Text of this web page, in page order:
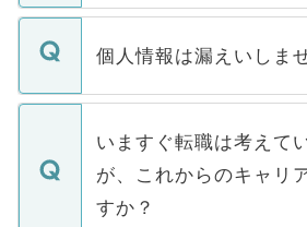
ません。
■応募殺到を避けるため
関を公にしてしまうと、
に、医療機関が求める条
みを人材紹介会社に依頼
ています。
転職・入職を強要するこ
ん。また、仮に応募先か
定を承諾する必要はあり
の辞退の連絡はキャリア
ますので、ご安心くださ
個人情報は漏えいしま
個人情報が漏えいするこ
で、ご安心ください。当
などで収集したご登録者
ご本人のキャリアアップ
支援を目的に使用いたし
いますぐ転職は考えて
が、これからのキャリ
すか？